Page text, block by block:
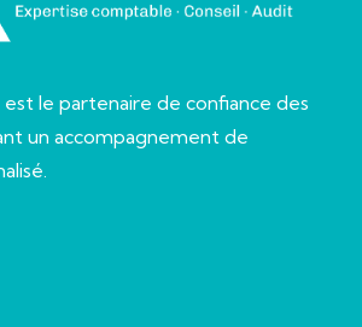
le partenaire de confiance des
un accompagnement de